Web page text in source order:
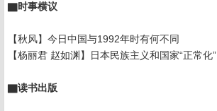
▇时事横议
【秋风】今日中国与1992年时有何不同
【杨丽君 赵如渊】日本民族主义和国家“正常化”
▇读书出版